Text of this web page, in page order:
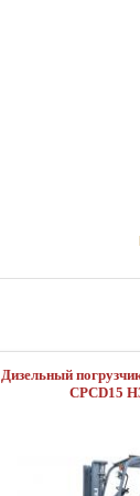
Дизельный
CPСD15